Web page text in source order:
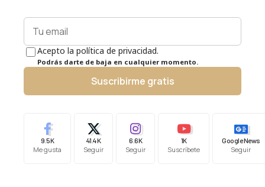
Acepto la política de privacidad.
Podrás darte de baja en cualquier momento.
Suscribirme gratis
9.5K
Me gusta
41.4K
Seguir
6.6K
Seguir
1K
Suscríbete
Google News
Seguir